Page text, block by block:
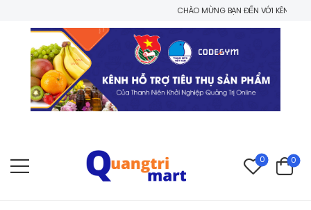
CHÀO MỪNG BẠN ĐẾN VỚI KÊNH HỖ
0 0